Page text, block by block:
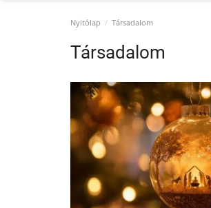
Nyitólap Társadalom
Társadalom